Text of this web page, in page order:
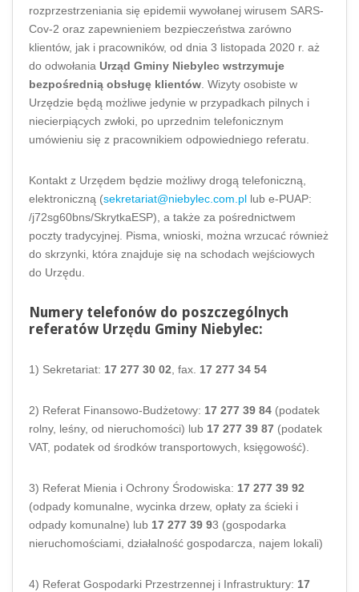
rozprzestrzeniania się epidemii wywołanej wirusem SARS-
Cov-2 oraz zapewnieniem bezpieczeństwa zarówno
klientów, jak i pracowników, od dnia 3 listopada 2020 r. aż
do odwołania Urząd Gminy Niebylec wstrzymuje
bezpośrednią obsługę klientów. Wizyty osobiste w
Urzędzie będą możliwe jedynie w przypadkach pilnych i
niecierpiących zwłoki, po uprzednim telefonicznym
umówieniu się z pracownikiem odpowiedniego referatu.
Kontakt z Urzędem będzie możliwy drogą telefoniczną,
elektroniczną (sekretariat@niebylec.com.pl lub e-PUAP:
/j72sg60bns/SkrytkaESP), a także za pośrednictwem
poczty tradycyjnej. Pisma, wnioski, można wrzucać również
do skrzynki, która znajduje się na schodach wejściowych
do Urzędu.
Numery telefonów do poszczególnych
referatów Urzędu Gminy Niebylec:
1) Sekretariat: 17 277 30 02, fax. 17 277 34 54
2) Referat Finansowo-Budżetowy: 17 277 39 84 (podatek
rolny, leśny, od nieruchomości) lub 17 277 39 87 (podatek
VAT, podatek od środków transportowych, księgowość).
3) Referat Mienia i Ochrony Środowiska: 17 277 39 92
(odpady komunalne, wycinka drzew, opłaty za ścieki i
odpady komunalne) lub 17 277 39 93 (gospodarka
nieruchomościami, działalność gospodarcza, najem lokali)
4) Referat Gospodarki Przestrzennej i Infrastruktury: 17